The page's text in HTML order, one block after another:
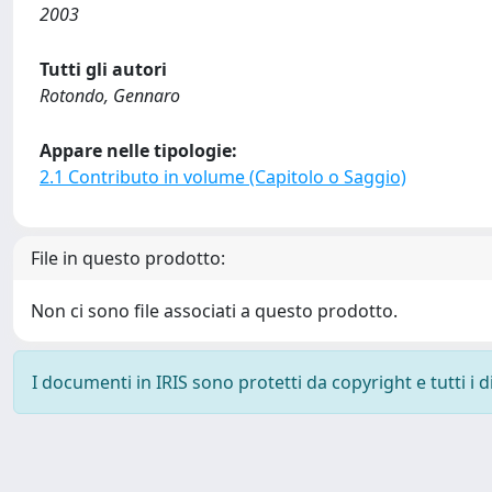
2003
Tutti gli autori
Rotondo, Gennaro
Appare nelle tipologie:
2.1 Contributo in volume (Capitolo o Saggio)
File in questo prodotto:
Non ci sono file associati a questo prodotto.
I documenti in IRIS sono protetti da copyright e tutti i